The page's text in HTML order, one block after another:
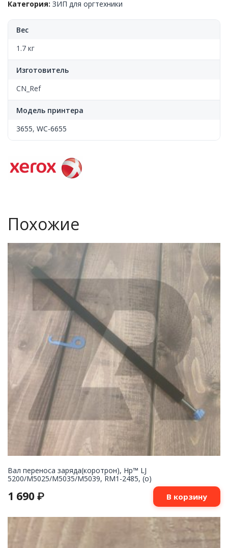
сборе
WC-
848K91334,
Категория: ЗИП для оргтехники
Вес
1.7 кг
Изготовитель
CN_Ref
Модель принтера
3655, WC-6655
Похожие
Вал переноса заряда(коротрон), Hp™ LJ
5200/M5025/M5035/M5039, RM1-2485, (о)
1 690 ₽ В корзину